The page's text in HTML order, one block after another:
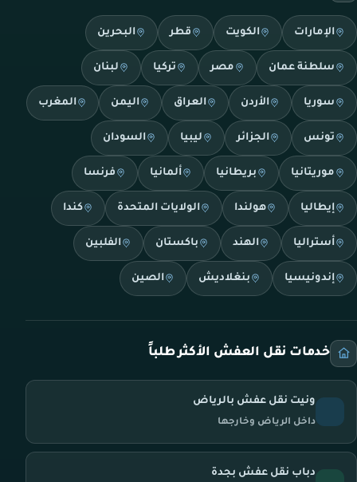
الإمارات الكويت قطر البحرين
سلطنة عمان مصر تركيا لبنان
سوريا الأردن العراق اليمن المغرب
تونس الجزائر ليبيا السودان
موريتانيا بريطانيا ألمانيا فرنسا
إيطاليا هولندا الولايات المتحدة كندا
أستراليا الهند باكستان الفلبين
إندونيسيا بنغلاديش الصين
خدمات نقل العفش الأكثر طلباً
ونيت نقل عفش بالرياض
داخل الرياض وخارجها
دباب نقل عفش بجدة